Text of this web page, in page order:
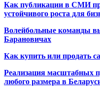
Как публикации в СМИ
устойчивого роста для
Волейбольные команды
Барановичах
Как купить или продать
Реализация масштабных
любого размера в